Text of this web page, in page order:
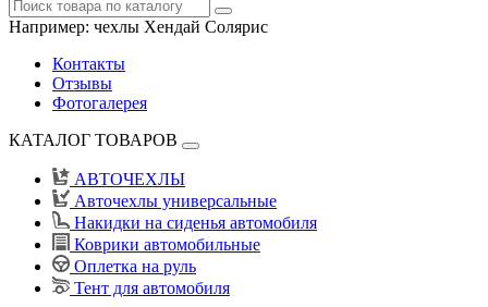
Например: чехлы Хендай Солярис
Контакты
Отзывы
Фотогалерея
КАТАЛОГ ТОВАРОВ
АВТОЧЕХЛЫ
Авточехлы универсальные
Накидки на сиденья автомобиля
Коврики автомобильные
Оплетка на руль
Тент для автомобиля